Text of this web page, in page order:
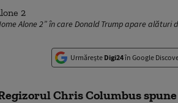
Alone 2” în care Donald Trump apare alături
Urmărește Digi24în Google
Chris Columbus